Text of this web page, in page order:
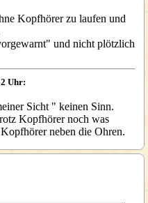
Kopfhörer zu laufen und
und nicht plötzlich
Uhr:
Sicht " keinen Sinn.
Kopfhörer noch was
neben die Ohren.